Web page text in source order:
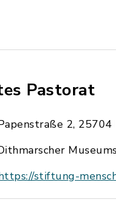
Pastorat
2,
stiftung-